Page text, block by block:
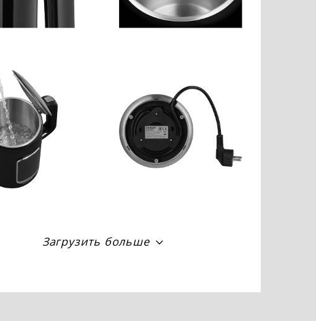
Загрузить больше